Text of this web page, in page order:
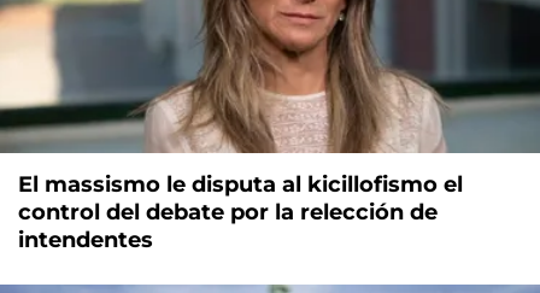
El massismo le disputa al kicillofismo el
control del debate por la relección de
intendentes